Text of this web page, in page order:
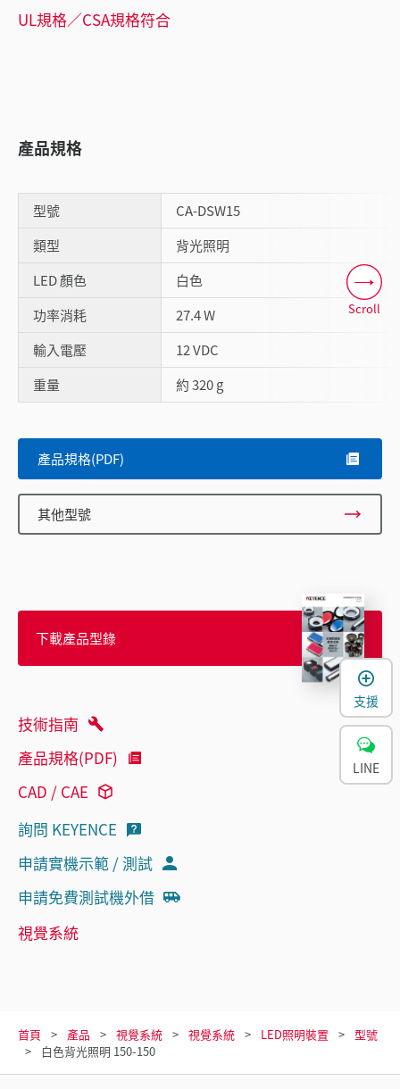
UL規格／CSA規格符合
產品規格
型號
CA-DSW15
類型
背光照明
LED 顏色
白色
功率消耗
27.4 W
輸入電壓
12 VDC
重量
約 320 g
Scroll
產品規格(PDF)
其他型號
下載產品型錄
技術指南
產品規格(PDF)
CAD / CAE
詢問 KEYENCE
申請實機示範 / 測試
申請免費測試機外借
視覺系統
首頁 產品 視覺系統 視覺系統 LED照明裝置
型號
白色背光照明 150-150
支援
LINE